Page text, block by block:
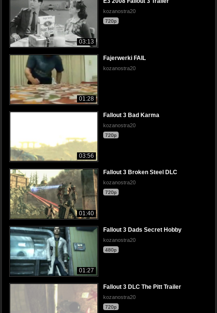
03:13
kozanostra20
720p
01:28
Fajerwerki FAIL
kozanostra20
03:56
Fallout 3 Bad Karma
kozanostra20
720p
01:40
Fallout 3 Broken Steel DLC
kozanostra20
720p
01:27
Fallout 3 Dads Secret Hobby
kozanostra20
480p
Fallout 3 DLC The Pitt Trailer
kozanostra20
720p